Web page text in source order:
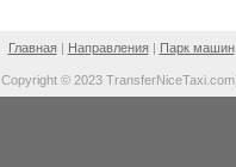
Главная| Направления| Парк машин
Copyright © 2023